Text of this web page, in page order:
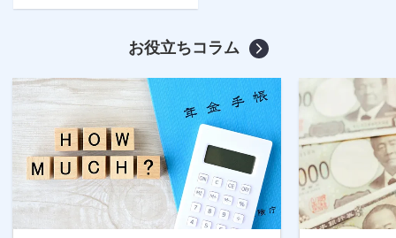
お役立ちコラム